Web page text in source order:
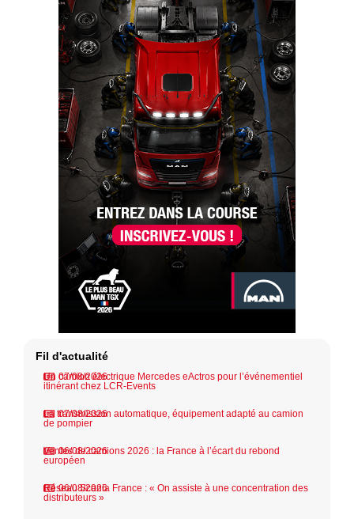
Fil d'actualité
07/08/2026
Un camion électrique Mercedes eActros pour l’événementiel
itinérant chez LCR-Events
07/08/2026
La transmission automatique, équipement adapté au camion
de pompier
06/08/2026
Ventes de camions 2026 : la France à l’écart du rebond
européen
06/08/2026
Réseau Scania France : « On assiste à une concentration des
distributeurs »